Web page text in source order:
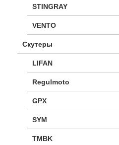
STINGRAY
VENTO
Скутеры
LIFAN
Regulmoto
GPX
SYM
TMBK